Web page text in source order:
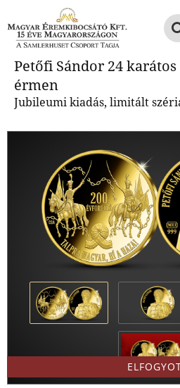
Petőfi Sándor 24
érmen
Jubileumi kiadás, limitált
Petőfi Sándor 24